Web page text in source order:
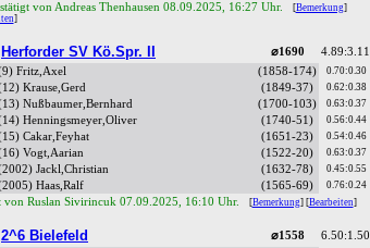
von Andreas Thenhausen 08.09.2025, 16:27 Uhr. [Bemerkung]
]
Herforder SV Kö.Spr. II ⌀1690
4.89:3.11
Fritz,Axel (1858-174) 0.70:0.30
Krause,Gerd (1849-37) 0.62:0.38
Nußbaumer,Bernhard (1700-103) 0.63:0.37
Henningsmeyer,Oliver (1740-51) 0.56:0.44
Cakar,Feyhat (1651-23) 0.54:0.46
Vogt,Aarian (1522-20) 0.63:0.37
Jackl,Christian (1632-78) 0.45:0.55
Haas,Ralf (1565-69) 0.76:0.24
von Ruslan Sivirincuk 07.09.2025, 16:10 Uhr. [Bemerkung] [Bearbeiten]
2^6 Bielefeld ⌀1558
6.50:1.50